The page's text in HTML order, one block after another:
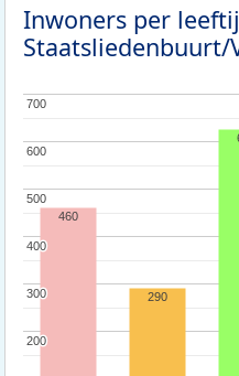
Inwoners per
Staatsliedenbuurt/
200
200
300
300
400
400
500
500
600
600
700
700
460
290